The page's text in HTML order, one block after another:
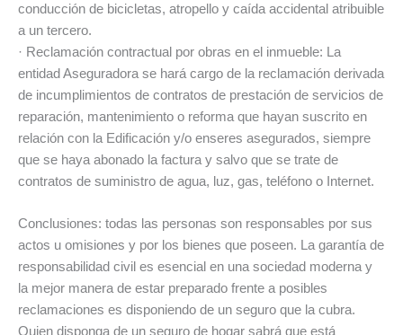
conducción de bicicletas, atropello y caída accidental atribuible
a un tercero.
· Reclamación contractual por obras en el inmueble: La
entidad Aseguradora se hará cargo de la reclamación derivada
de incumplimientos de contratos de prestación de servicios de
reparación, mantenimiento o reforma que hayan suscrito en
relación con la Edificación y/o enseres asegurados, siempre
que se haya abonado la factura y salvo que se trate de
contratos de suministro de agua, luz, gas, teléfono o Internet.
Conclusiones: todas las personas son responsables por sus
actos u omisiones y por los bienes que poseen. La garantía de
responsabilidad civil es esencial en una sociedad moderna y
la mejor manera de estar preparado frente a posibles
reclamaciones es disponiendo de un seguro que la cubra.
Quien disponga de un seguro de hogar sabrá que está